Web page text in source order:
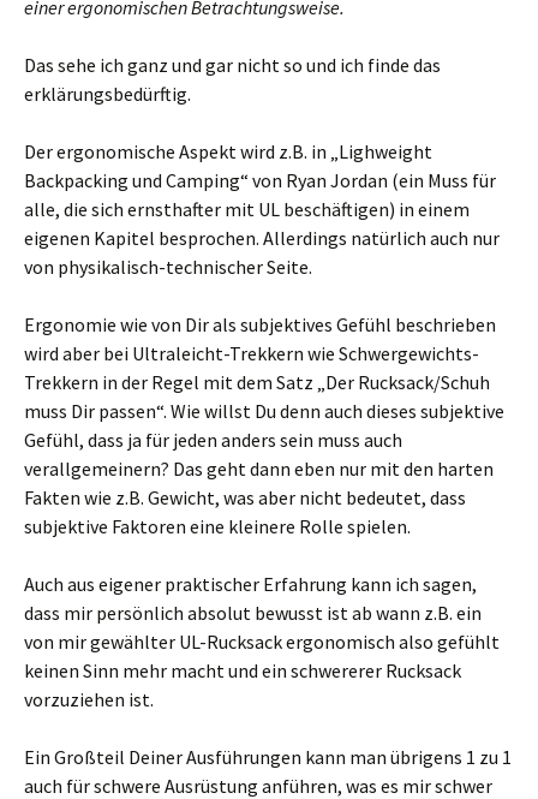
einer ergonomischen Betrachtungsweise.
Das sehe ich ganz und gar nicht so und ich finde das
erklärungsbedürftig.
Der ergonomische Aspekt wird z.B. in „Lighweight
Backpacking und Camping“ von Ryan Jordan (ein Muss für
alle, die sich ernsthafter mit UL beschäftigen) in einem
eigenen Kapitel besprochen. Allerdings natürlich auch nur
von physikalisch-technischer Seite.
Ergonomie wie von Dir als subjektives Gefühl beschrieben
wird aber bei Ultraleicht-Trekkern wie Schwergewichts-
Trekkern in der Regel mit dem Satz „Der Rucksack/Schuh
muss Dir passen“. Wie willst Du denn auch dieses subjektive
Gefühl, dass ja für jeden anders sein muss auch
verallgemeinern? Das geht dann eben nur mit den harten
Fakten wie z.B. Gewicht, was aber nicht bedeutet, dass
subjektive Faktoren eine kleinere Rolle spielen.
Auch aus eigener praktischer Erfahrung kann ich sagen,
dass mir persönlich absolut bewusst ist ab wann z.B. ein
von mir gewählter UL-Rucksack ergonomisch also gefühlt
keinen Sinn mehr macht und ein schwererer Rucksack
vorzuziehen ist.
Ein Großteil Deiner Ausführungen kann man übrigens 1 zu 1
auch für schwere Ausrüstung anführen, was es mir schwer